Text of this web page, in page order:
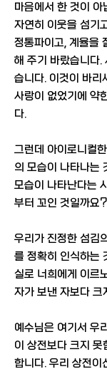
마음에서 한 것이 아
자연히 이웃을 섬기
정통파이고, 계율을
해 주기 바랐습니다.
습니다. 이것이 바리
사랑이 없었기에 약
다.
그런데 아이로니컬
의 모습이 나타나는
모습이 나타난다는
부터 꼬인 것일까요?
우리가 진정한 섬김
를 정확히 인식하는
실로 너희에게 이르
자가 보낸 자보다 크
예수님은 여기서 우
이 상전보다 크지 못
합니다. 우리 상전이